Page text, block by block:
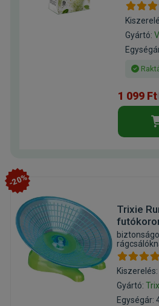
Gyártó:
1 099 Ft
-20%
Trixie
Gyártó:
Egységár: